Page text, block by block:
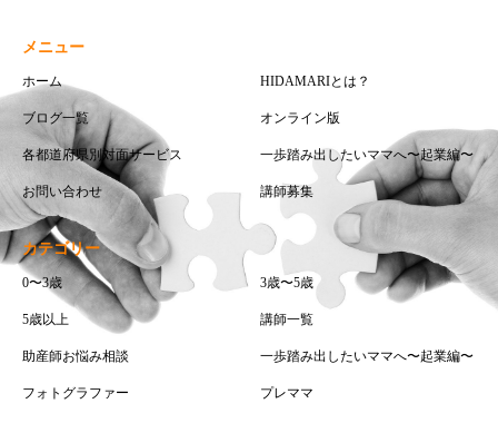
メニュー
ホーム HIDAMARIとは？
ブログ一覧 オンライン版
各都道府県別対面サービス 一歩踏み出したいママへ〜起業編〜
お問い合わせ 講師募集
カテゴリー
0〜3歳 3歳〜5歳
5歳以上 講師一覧
助産師お悩み相談 一歩踏み出したいママへ〜起業編〜
フォトグラファー プレママ